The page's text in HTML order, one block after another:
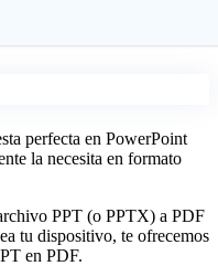
perfecta en PowerPoint
la necesita en formato
PPT (o PPTX) a PDF
tu dispositivo, te ofrecemos
en PDF.